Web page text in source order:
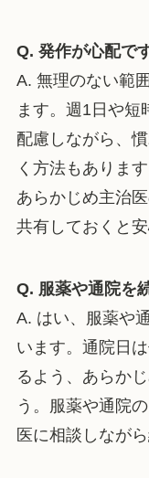
Q. 発作が心配で
A. 無理のない範
ます。週1日や短
配慮しながら、
く方法もありま
あらかじめ主治
共有しておくと安
Q. 服薬や通院を
A. はい、服薬や
います。通院日
るよう、あらか
う。服薬や通院
医に相談しなが